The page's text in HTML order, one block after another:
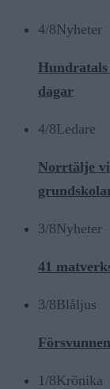
4/8Nyheter
dagar
4/8Ledare
Norrtälje
3/8Nyheter
41
3/8Blåljus
1/8Krönika